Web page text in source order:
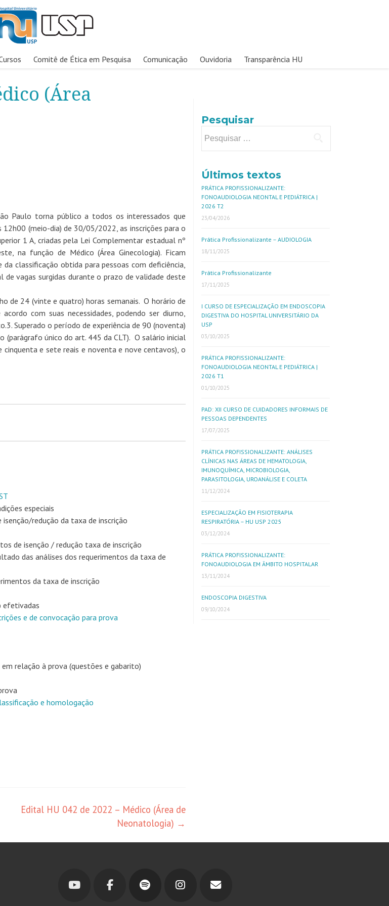
Comitê de Ética em Pesquisa Comunicação Ouvidoria Transparência HU
(Área
Paulo torna público a todos os interessados que
(meio-dia) de 30/05/2022, as inscrições para o
1 A, criadas pela Lei Complementar estadual nº
na função de Médico (Área Ginecologia). Ficam
classificação obtida para pessoas com deficiência,
vagas surgidas durante o prazo de validade deste
de 24 (vinte e quatro) horas semanais. O horário de
com suas necessidades, podendo ser diurno,
Superado o período de experiência de 90 (noventa)
único do art. 445 da CLT). O salário inicial
e sete reais e noventa e nove centavos), o
especiais
redução da taxa de inscrição
de isenção / redução taxa de inscrição
das análises dos requerimentos da taxa de
da taxa de inscrição
efetivadas
e de convocação para prova
relação à prova (questões e gabarito)
e homologação
Edital HU 042 de 2022 – Médico (Área de
Neonatologia) →
Pesquisar
Últimos textos
PRÁTICA PROFISSIONALIZANTE:
FONOAUDIOLOGIA NEONTAL E PEDIÁTRICA |
2026 T2
23/04/2026
Prática Profissionalizante – AUDIOLOGIA
18/11/2025
Prática Profissionalizante
17/11/2025
I CURSO DE ESPECIALIZAÇÃO EM ENDOSCOPIA
DIGESTIVA DO HOSPITAL UNIVERSITÁRIO DA
USP
03/10/2025
PRÁTICA PROFISSIONALIZANTE:
FONOAUDIOLOGIA NEONTAL E PEDIÁTRICA |
2026 T1
01/10/2025
PAD: XII CURSO DE CUIDADORES INFORMAIS DE
PESSOAS DEPENDENTES
17/07/2025
PRÁTICA PROFISSIONALIZANTE: ANÁLISES
CLÍNICAS NAS ÁREAS DE HEMATOLOGIA,
IMUNOQUÍMICA, MICROBIOLOGIA,
PARASITOLOGIA, UROANÁLISE E COLETA
11/12/2024
ESPECIALIZAÇÃO EM FISIOTERAPIA
RESPIRATÓRIA – HU USP 2025
03/12/2024
PRÁTICA PROFISSIONALIZANTE:
FONOAUDIOLOGIA EM ÂMBITO HOSPITALAR
13/11/2024
ENDOSCOPIA DIGESTIVA
09/10/2024